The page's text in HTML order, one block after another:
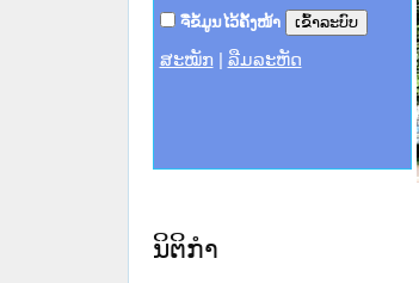
ຈື່ຂໍ້ມູນໄວ້ຄັ້ງໜ້າ
ສະໝັກ ລືມລະຫັດ
ານສະພາປະຊາຊົນ ພາກເໜືອ
ທາງລັດຖະການ
ສຳລັບ ພາກກາງ
ສຳລັບ ພາກໃຕ້
ວິທະຍາຄານຕຳຫຼວດປະຊາຊົນ
ວິທະຍາຄານສັນຕິບານປະຊາຊົນ
າຍເຫດທາງລັດຖະການໃຫ້ຜູ້ປະສານງານ
ຂັ້ນແຂວງພາກເໜືອ
ານສະພາປະຊາຊົນ ພາກກາງ
ນິຕິກໍາ